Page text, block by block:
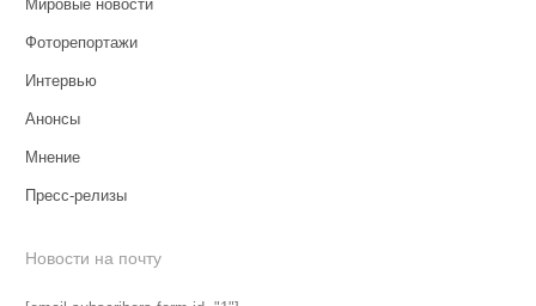
Мировые новости
Фоторепортажи
Интервью
Анонсы
Мнение
Пресс-релизы
Новости на почту